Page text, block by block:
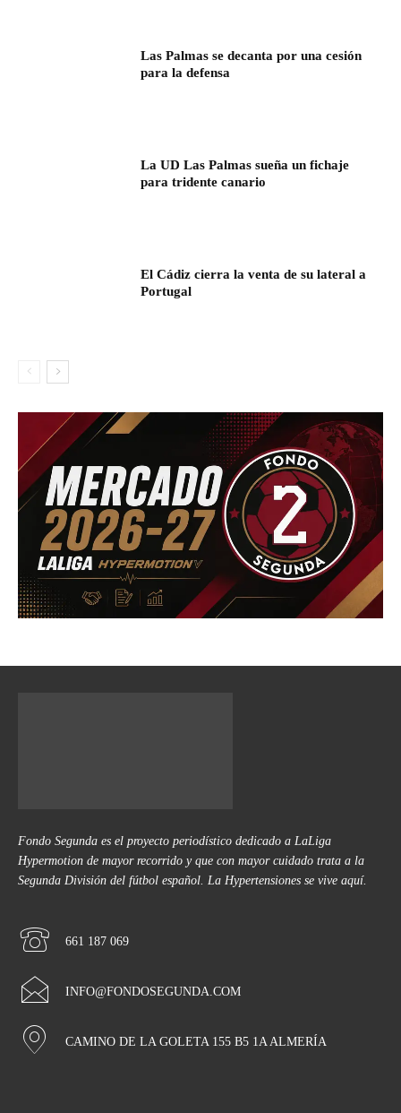
Las Palmas se decanta por una cesión
para la defensa
La UD Las Palmas sueña un fichaje
para tridente canario
El Cádiz cierra la venta de su lateral a
Portugal
Fondo Segunda es el proyecto periodístico dedicado a LaLiga
Hypermotion de mayor recorrido y que con mayor cuidado trata a la
Segunda División del fútbol español. La Hypertensiones se vive aquí.
661 187 069
INFO@FONDOSEGUNDA.COM
CAMINO DE LA GOLETA 155 B5 1A ALMERÍA